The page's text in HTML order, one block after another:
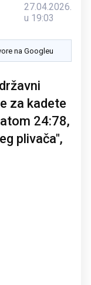
27.04.2026.
u 19:03
na Googleu
za kadete
24:78,
plivača",